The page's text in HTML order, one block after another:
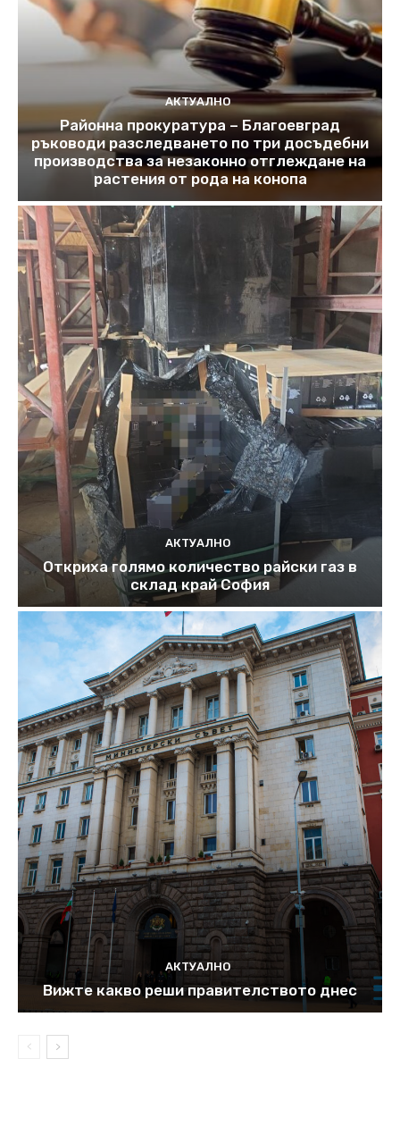
АКТУАЛНО
Районна прокуратура – Благоевград
ръководи разследването по три досъдебни
производства за незаконно отглеждане на
растения от рода на конопа
АКТУАЛНО
Откриха голямо количество райски газ в
склад край София
АКТУАЛНО
Вижте какво реши правителството днес